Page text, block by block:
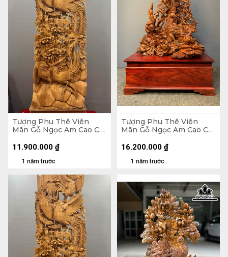
Tượng Phu Thê Viên
Mãn Gỗ Ngọc Am Cao Cả
(cm) - Kỷ Cao 15
1 năm trước
11.900.000 ₫
Tượng Phu Thê Viên
Mãn Gỗ Ngọc Am Cao Cả
(cm) - Kỷ Cao 35
1 năm trước
16.200.000 ₫